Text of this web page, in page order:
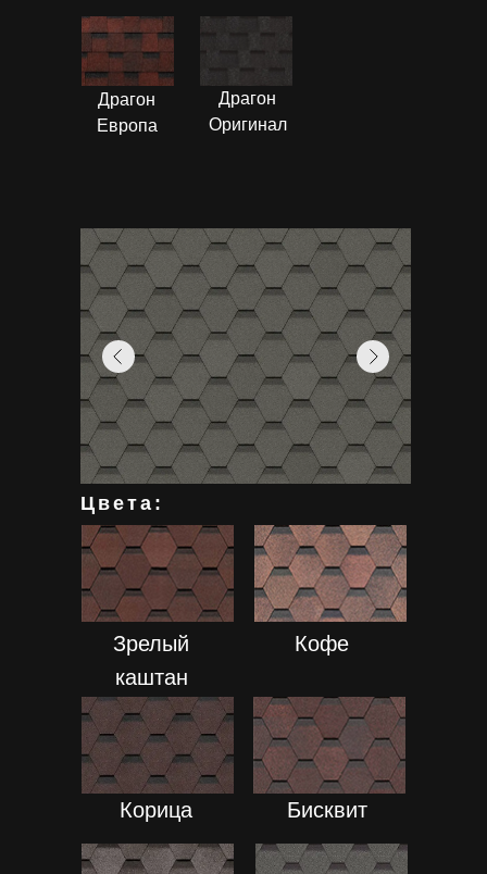
Драгон
Европа
Драгон
Оригинал
ПОДРОБНЕЕ
Зрелый
каштан
Кофе
Бисквит
Корица
ПОДРОБНЕЕ
ПОДРОБНЕЕ
ПОДРОБНЕЕ ПОДРОБНЕЕ
Цвета: